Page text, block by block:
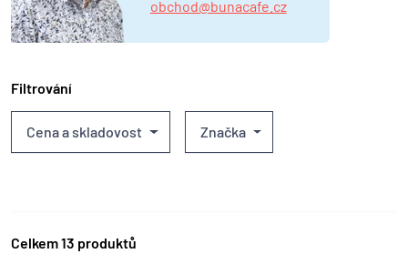
obchod@bunacafe.cz
Filtrování
Cena a skladovost Značka
Celkem 13 produktů